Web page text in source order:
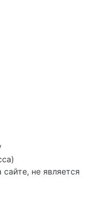
не является